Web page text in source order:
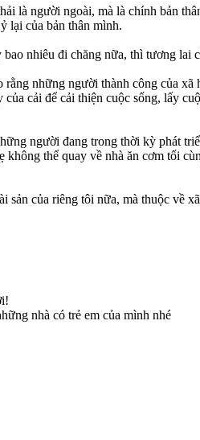
là người ngoài, mà là chính bản
lại của bản thân mình.
nhiêu đi chăng nữa, thì tương lai
những người thành công của
cải để cải thiện cuộc sống, lấy
người đang trong thời kỳ phát
thể quay về nhà ăn cơm tối
của riêng tôi nữa, mà thuộc về
nhà có trẻ em của mình nhé